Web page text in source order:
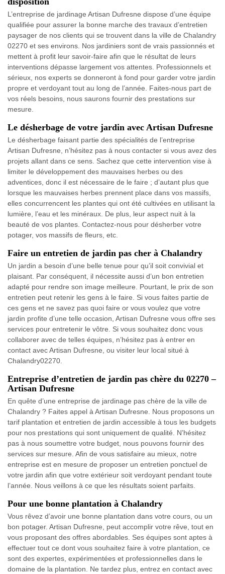
L’entreprise de jardinage Artisan Dufresne dispose d’une équipe
qualifiée pour assurer la bonne marche des travaux d’entretien
paysager de nos clients qui se trouvent dans la ville de Chalandry
02270 et ses environs. Nos jardiniers sont de vrais passionnés et
mettent à profit leur savoir-faire afin que le résultat de leurs
interventions dépasse largement vos attentes. Professionnels et
sérieux, nos experts se donneront à fond pour garder votre jardin
propre et verdoyant tout au long de l’année. Faites-nous part de
vos réels besoins, nous saurons fournir des prestations sur
mesure.
Le désherbage de votre jardin avec Artisan Dufresne
Le désherbage faisant partie des spécialités de l’entreprise
Artisan Dufresne, n’hésitez pas à nous contacter si vous avez des
projets allant dans ce sens. Sachez que cette intervention vise à
limiter le développement des mauvaises herbes ou des
adventices, donc il est nécessaire de le faire ; d’autant plus que
lorsque les mauvaises herbes prennent place dans vos massifs,
elles concurrencent les plantes qui ont été cultivées en utilisant la
lumière, l’eau et les minéraux. De plus, leur aspect nuit à la
beauté de vos plantes. Contactez-nous pour désherber votre
potager, vos massifs de fleurs, etc.
Faire un entretien de jardin pas cher à Chalandry
Un jardin a besoin d’une belle tenue pour qu’il soit convivial et
plaisant. Par conséquent, il nécessite aussi d’un bon entretien
adapté pour rendre son image meilleure. Pourtant, le prix de son
entretien peut retenir les gens à le faire. Si vous faites partie de
ces gens et ne savez pas quoi faire or vous voulez que votre
jardin profite d’une telle occasion, Artisan Dufresne vous offre ses
services pour entretenir le vôtre. Si vous souhaitez donc vous
collaborer avec de telles équipes, n’hésitez pas à entrer en
contact avec Artisan Dufresne, ou visiter leur local situé à
Chalandry02270.
Entreprise d’entretien de jardin pas chère du 02270 –
Artisan Dufresne
En quête d’une entreprise de jardinage pas chère de la ville de
Chalandry ? Faites appel à Artisan Dufresne. Nous proposons un
tarif plantation et entretien de jardin accessible à tous les budgets
pour nos prestations qui sont uniquement de qualité. N’hésitez
pas à nous soumettre votre budget, nous pouvons fournir des
services sur mesure. Afin de vous satisfaire au mieux, notre
entreprise est en mesure de proposer un entretien ponctuel de
votre jardin afin que votre extérieur soit verdoyant pendant toute
l’année. Nous veillons à ce que les résultats soient parfaits.
Pour une bonne plantation à Chalandry
Vous rêvez d’avoir une bonne plantation dans votre cours, ou un
bon potager. Artisan Dufresne, peut accomplir votre rêve, tout en
vous proposant des offres abordables. Ses équipes sont aptes à
effectuer tout ce dont vous souhaitez faire à votre plantation, ce
sont des expertes, expérimentées et professionnelles dans le
domaine de la plantation. Ne tardez plus, entrez en contact avec